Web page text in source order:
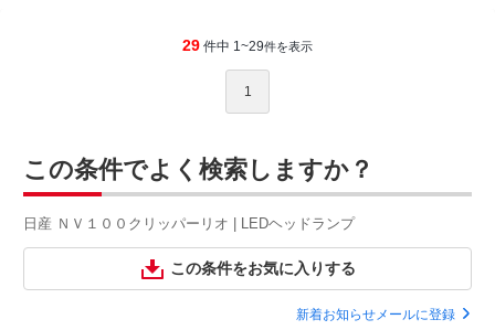
29 件中 1~29件を表示
1
この条件でよく検索しますか？
日産 ＮＶ１００クリッパーリオ | LEDヘッドランプ
この条件をお気に入りする
新着お知らせメールに登録